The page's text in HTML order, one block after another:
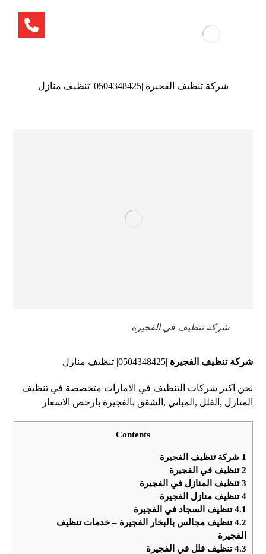
شركة تنظيف الفجيرة |0504348425| تنظيف منازل
شركة تنظيف في الفجيرة
شركة تنظيف الفجيرة |0504348425| تنظيف منازل
نحن اكبر شركات التنظيف في الامارات متخصصة في تنظيف
المنازل ,الفلل ,المباني ,الشقق بالفجيرة بارخص الاسعار
Contents
1 شركة تنظيف الفجيرة
2تنظيف في الفجيرة
3تنظيف المنازل في الفجيرة
4تنظيف منازل الفجيرة
4.1تنظيف السجاد في الفجيرة
4.2تنظيف مجالس بالبخار الفجيرة – خدمات تنظيف
الفجيرة
4.3تنظيف فلل في الفجيرة